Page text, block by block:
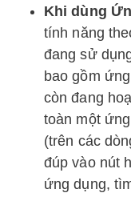
Khi dùng
tính năng
đang sử
bao gồm
còn đang
toàn một
(trên các
đúp vào nút
ứng dụng,